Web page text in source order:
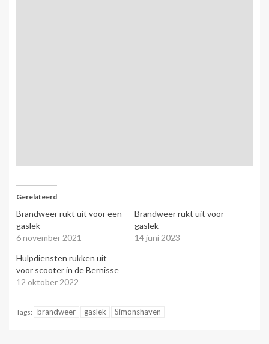
Gerelateerd
Brandweer rukt uit voor een
gaslek
6 november 2021
Brandweer rukt uit voor
gaslek
14 juni 2023
Hulpdiensten rukken uit
voor scooter in de Bernisse
12 oktober 2022
Tags: brandweer gaslek Simonshaven